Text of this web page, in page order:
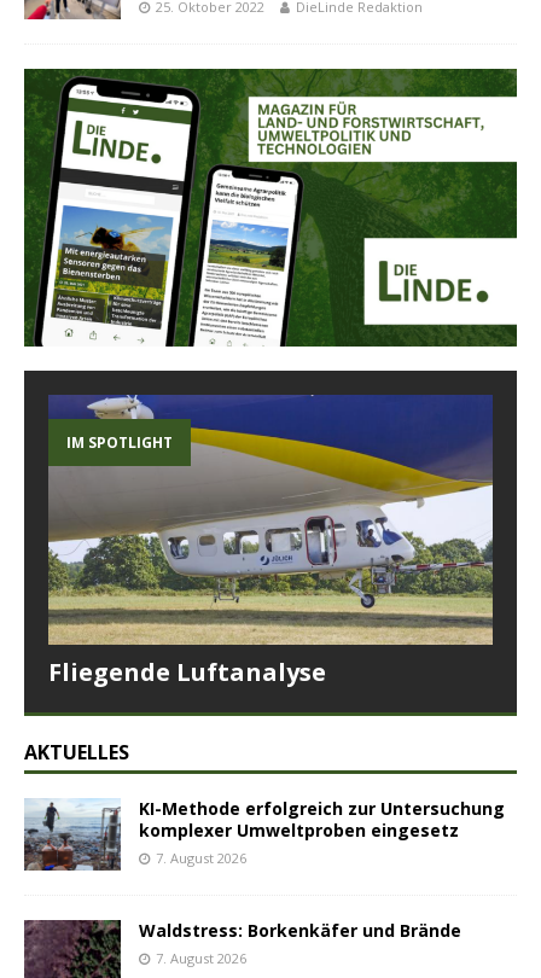
25. Oktober 2022 DieLinde Redaktion
IM SPOTLIGHT
Fliegende Luftanalyse
AKTUELLES
KI-Methode erfolgreich zur Untersuchung
komplexer Umweltproben eingesetz
7. August 2026
Waldstress: Borkenkäfer und Brände
7. August 2026